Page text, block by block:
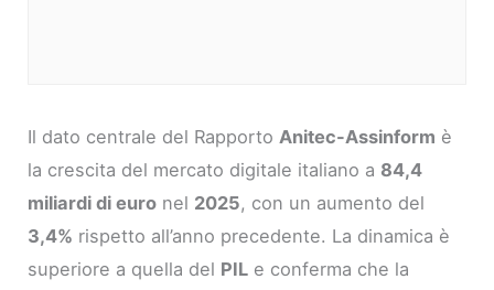
Il dato centrale del RapportoAnitec-Assinform è
la crescita del mercato digitale italiano a 84,4
miliardi di euro nel 2025, con un aumento del
3,4% rispetto all’anno precedente. La dinamica è
superiore a quella del PIL e conferma che la